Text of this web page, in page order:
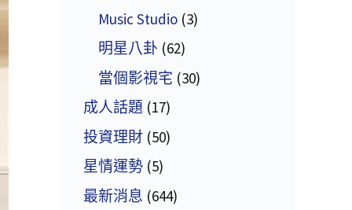
Music Studio (3)
明星八卦 (62)
當個影視宅 (30)
成人話題 (17)
投資理財 (50)
星情運勢 (5)
最新消息 (644)